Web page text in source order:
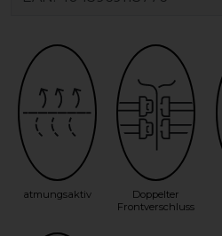
atmungsaktiv
Doppelter
Frontverschluss